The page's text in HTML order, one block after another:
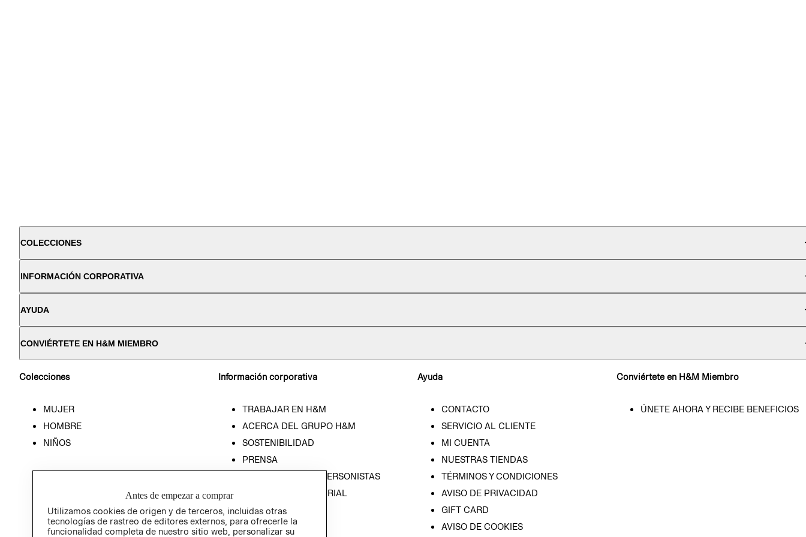
COLECCIONES
INFORMACIÓN CORPORATIVA
AYUDA
CONVIÉRTETE EN H&M MIEMBRO
Colecciones
MUJER
HOMBRE
NIÑOS
Información corporativa
TRABAJAR EN H&M
ACERCA DEL GRUPO H&M
SOSTENIBILIDAD
PRENSA
RELACIÓN CON INVERSONISTAS
POLÍTICA EMPRESARIAL
Ayuda
CONTACTO
SERVICIO AL CLIENTE
MI CUENTA
NUESTRAS TIENDAS
TÉRMINOS Y CONDICIONES
AVISO DE PRIVACIDAD
GIFT CARD
AVISO DE COOKIES
Conviértete en H&M Miembro
ÚNETE AHORA Y RECIBE BENEFICIOS
Antes de empezar a comprar
Utilizamos cookies de origen y de terceros, incluidas otras
tecnologías de rastreo de editores externos, para ofrecerle la
funcionalidad completa de nuestro sitio web, personalizar su